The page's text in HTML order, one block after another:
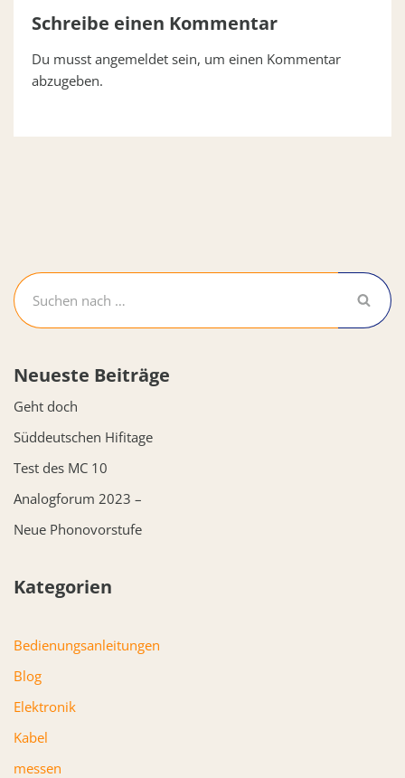
Schreibe einen Kommentar
Du musst angemeldet sein, um einen Kommentar
abzugeben.
Neueste Beiträge
Geht doch
Süddeutschen Hifitage
Test des MC 10
Analogforum 2023 –
Neue Phonovorstufe
Kategorien
Bedienungsanleitungen
Blog
Elektronik
Kabel
messen